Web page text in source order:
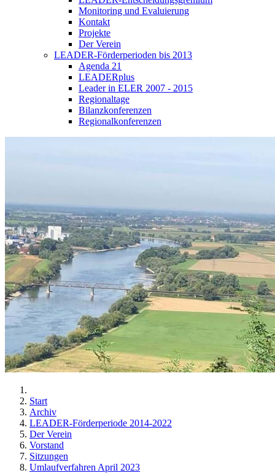
Monitoring und Evaluierung
Kontakt
Projekte
Der Verein
LEADER-Förderperioden bis 2013
Agenda 21
LEADERplus
Leader in ELER 2007 - 2015
Regionaltage
Bilanzkonferenzen
Regionalkonferenzen
Start
Archiv
LEADER-Förderperiode 2014-2022
Der Verein
Vorstand
Sitzungen
Umlaufverfahren April 2023